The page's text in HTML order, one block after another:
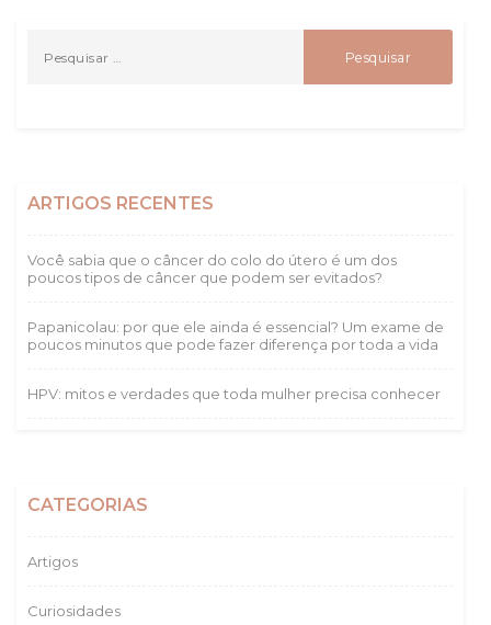
ARTIGOS RECENTES
Você sabia que o câncer do colo do útero é um dos
poucos tipos de câncer que podem ser evitados?
Papanicolau: por que ele ainda é essencial? Um exame de
poucos minutos que pode fazer diferença por toda a vida
HPV: mitos e verdades que toda mulher precisa conhecer
CATEGORIAS
Artigos
Curiosidades